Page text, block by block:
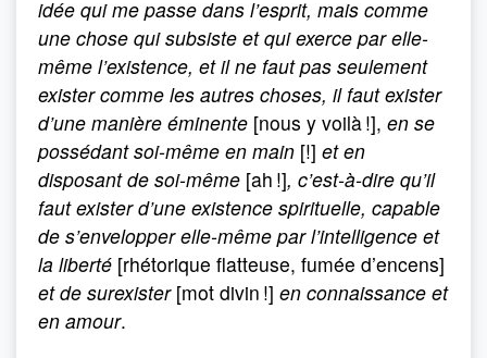
idée qui me passe dans l’esprit, mais comme
une chose qui subsiste et qui exerce par elle-
même l’existence, et il ne faut pas seulement
exister comme les autres choses, il faut exister
d’une manière éminente [nous y voilà !], en se
possédant soi-même en main [!] et en
disposant de soi-même [ah !], c’est-à-dire qu’il
faut exister d’une existence spirituelle, capable
de s’envelopper elle-même par l’intelligence et
la liberté [rhétorique flatteuse, fumée d’encens]
et de surexister[mot divin !] en connaissance et
en amour.